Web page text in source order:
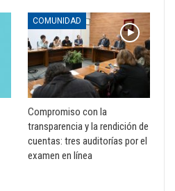
COMUNIDAD
Compromiso con la
transparencia y la rendición de
cuentas: tres auditorías por el
examen en línea